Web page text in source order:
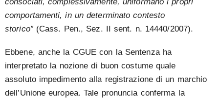
comportamenti, in un determinato contesto
storico”(Cass. Pen., Sez. II sent. n. 14440/2007).
Ebbene, anche la CGUE con la Sentenza ha
interpretato la nozione di buon costume quale
assoluto impedimento alla registrazione di un marchio
dell’Unione europea. Tale pronuncia conferma la